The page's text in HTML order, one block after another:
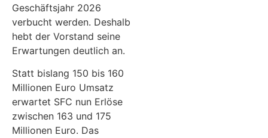
Geschäftsjahr 2026
verbucht werden. Deshalb
hebt der Vorstand seine
Erwartungen deutlich an.
Statt bislang 150 bis 160
Millionen Euro Umsatz
erwartet SFC nun Erlöse
zwischen 163 und 175
Millionen Euro. Das